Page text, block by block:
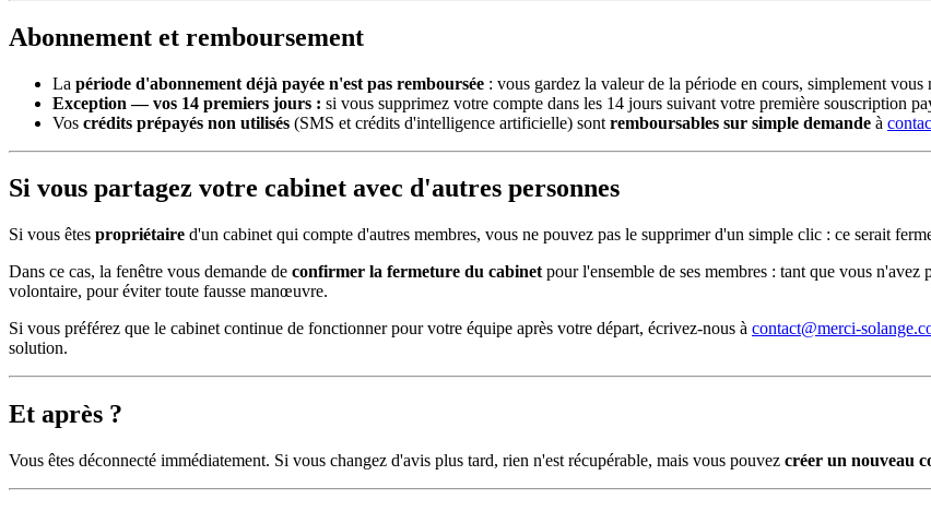
Abonnement et remboursement
La période d'abonnement déjà payée n'est pas remboursée : vous gardez la valeur de la période en cours, simplement
Exception — vos 14 premiers jours : si vous supprimez votre compte dans les 14 jours suivant votre première souscription
Vos crédits prépayés non utilisés (SMS et crédits d'intelligence artificielle) sont remboursables sur simple demande à
Si vous partagez votre cabinet avec d'autres personnes
Si vous êtes propriétaire d'un cabinet qui compte d'autres membres, vous ne pouvez pas le supprimer d'un simple clic : ce serait
Dans ce cas, la fenêtre vous demande de confirmer la fermeture du cabinet pour l'ensemble de ses membres : tant que vous
volontaire, pour éviter toute fausse manœuvre.
Si vous préférez que le cabinet continue de fonctionner pour votre équipe après votre départ, écrivez-nous à contact@merci-
solution.
Et après ?
Vous êtes déconnecté immédiatement. Si vous changez d'avis plus tard, rien n'est récupérable, mais vous pouvez créer un nouveau